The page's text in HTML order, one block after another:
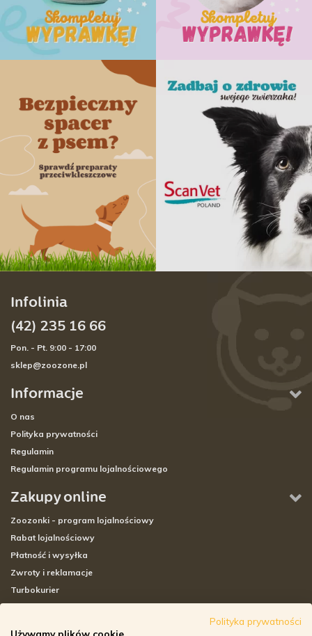
Informacje
O nas
Polityka prywatności
Regulamin
Regulamin programu lojalnościowego
Zakupy online
Zoozonki - program lojalnościowy
Rabat lojalnościowy
Płatność i wysyłka
Zwroty i reklamacje
Turbokurier
Infolinia
(42) 235 16 66
Pon. - Pt. 9:00 - 17:00
sklep@zoozone.pl
Polityka prywatności
Używamy plików cookie